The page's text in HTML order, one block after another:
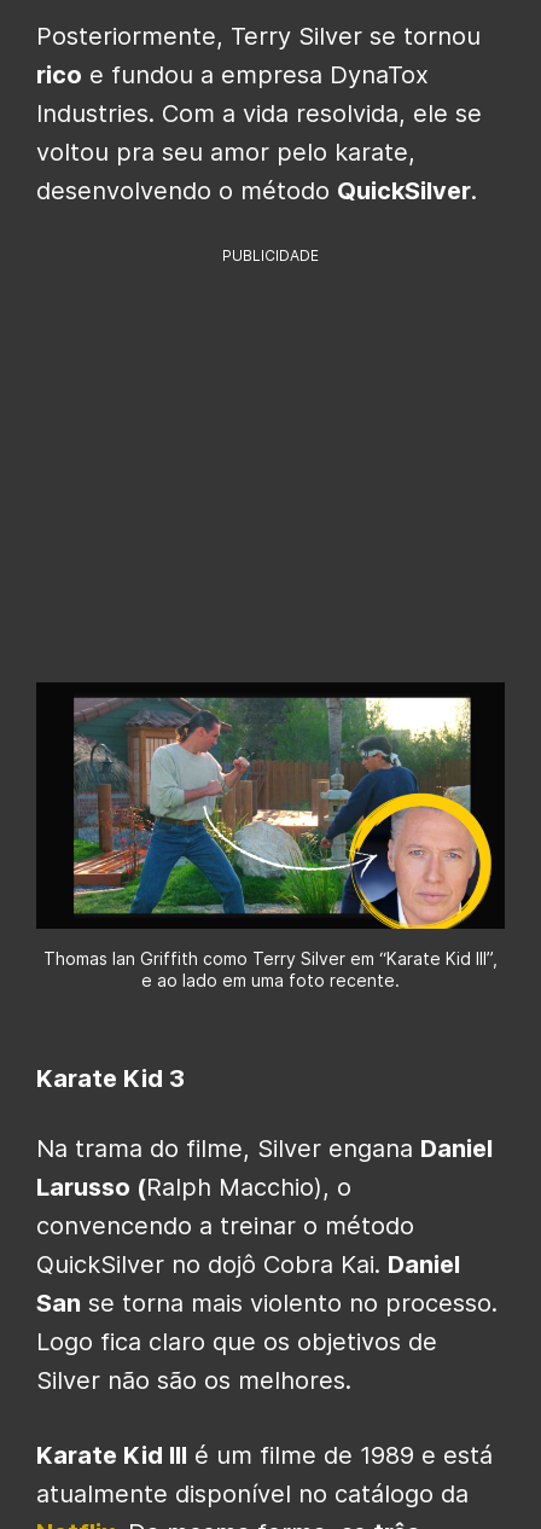
Posteriormente, Terry Silver se tornou
rico e fundou a empresa DynaTox
Industries. Com a vida resolvida, ele se
voltou pra seu amor pelo karate,
desenvolvendo o método QuickSilver.
PUBLICIDADE
Thomas Ian Griffith como Terry Silver em “Karate Kid III”,
e ao lado em uma foto recente.
Karate Kid 3
Na trama do filme, Silver engana Daniel
Larusso (Ralph Macchio), o
convencendo a treinar o método
QuickSilver no dojô Cobra Kai. Daniel
San se torna mais violento no processo.
Logo fica claro que os objetivos de
Silver não são os melhores.
Karate Kid III é um filme de 1989 e está
atualmente disponível no catálogo da